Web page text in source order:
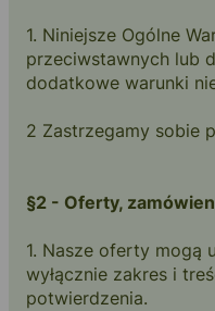
1. Niniejsze Ogólne
przeciwstawnych lub
dodatkowe warunki
2 Zastrzegamy sobie
§2 - Oferty,
1. Nasze oferty mogą
wyłącznie zakres i
potwierdzenia.